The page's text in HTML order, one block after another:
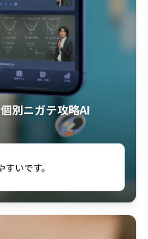
別ニガテ攻略AI
だいているが、復習する
いです。